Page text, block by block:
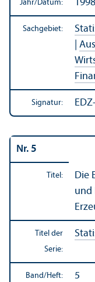
Jahr/Datum: 1998
Sachgebiet:
Signatur:
Nr. 5
Titel:
Die
und
Titel der
Serie:
Band/Heft: 5